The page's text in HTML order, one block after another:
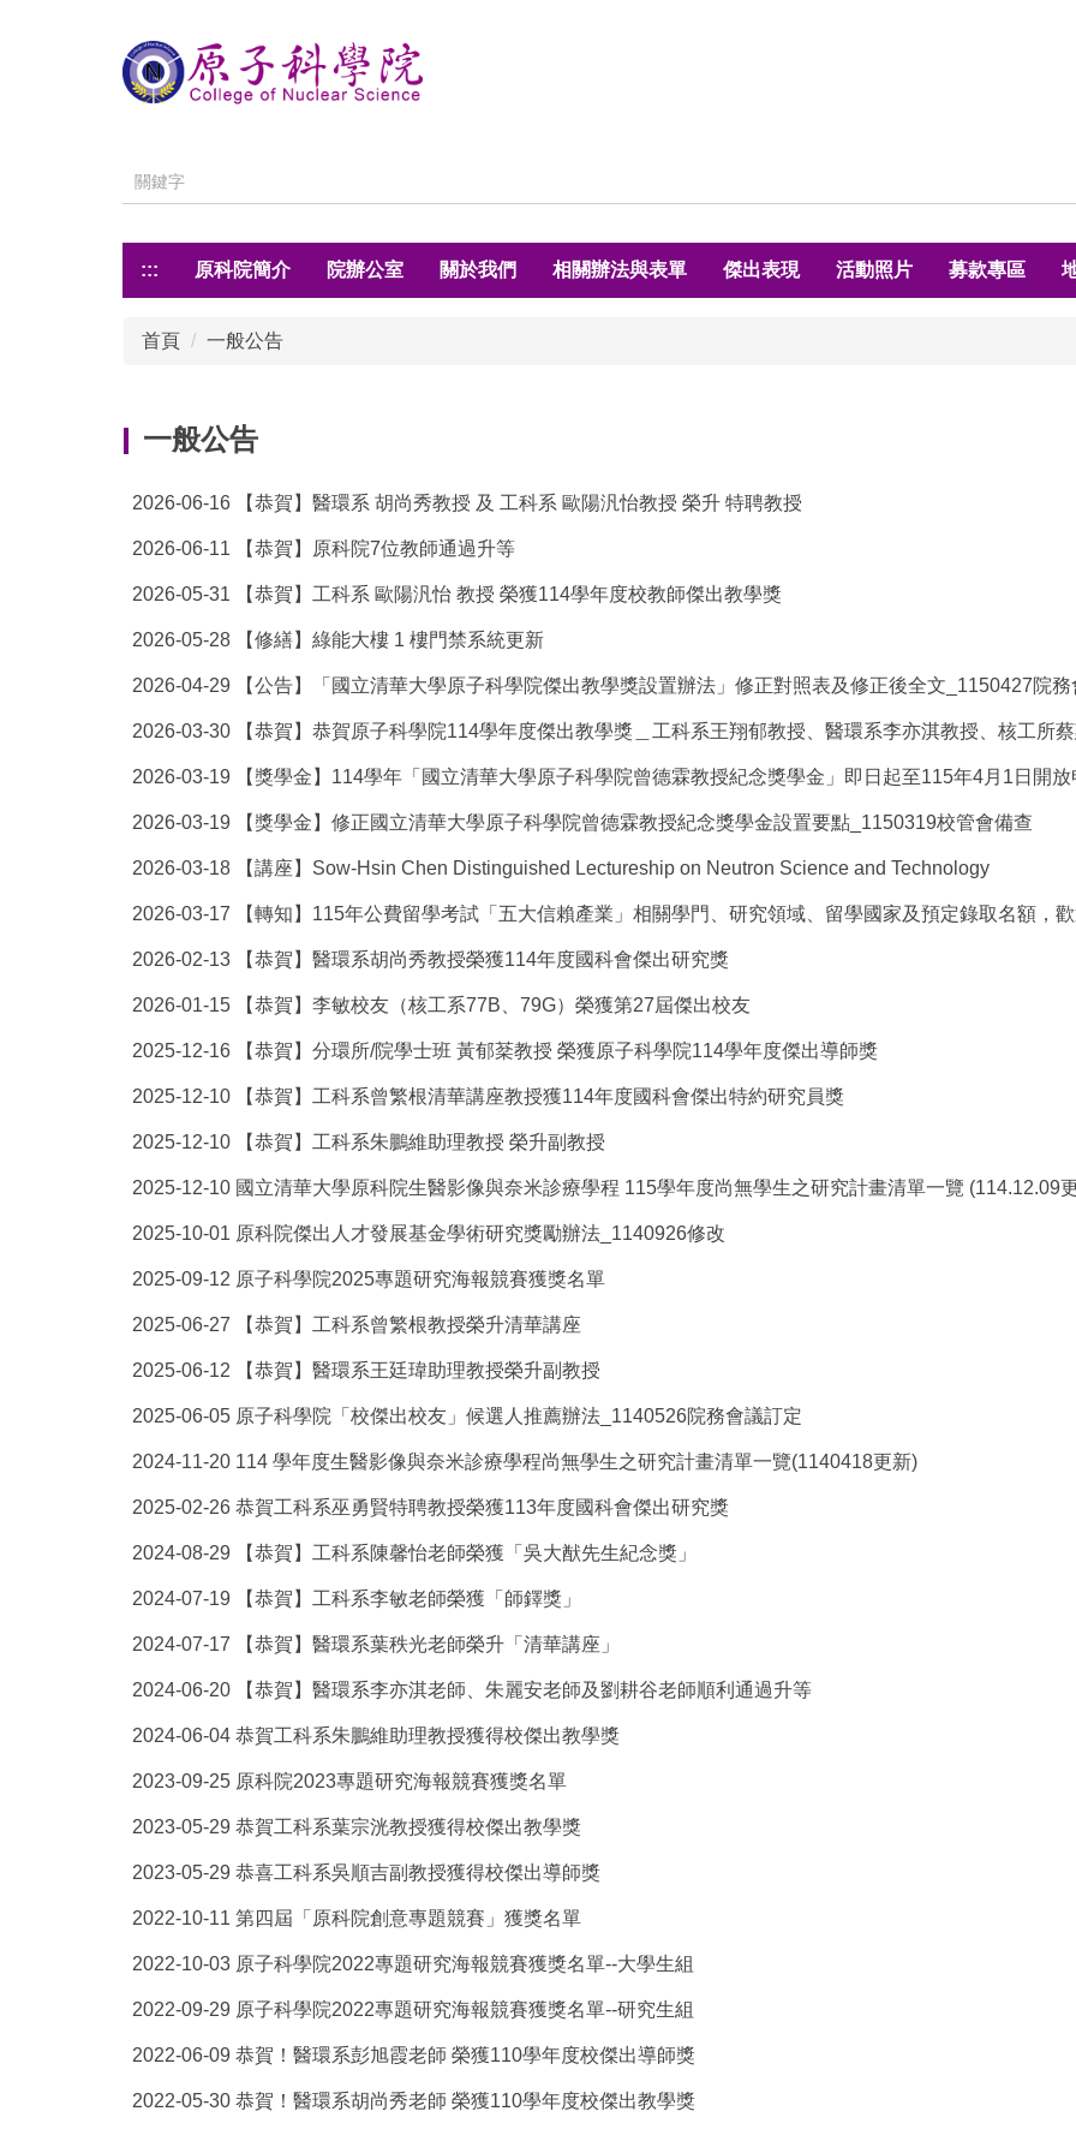
::: 原科院簡介 院辦公室 關於我們 相關辦法與表單 傑出表現 活動照片 募款專區
首頁 一般公告
一般公告
2026-06-16 【恭賀】醫環系 胡尚秀教授 及 工科系 歐陽汎怡教授 榮升 特聘教授
2026-06-11 【恭賀】原科院7位教師通過升等
2026-05-31 【恭賀】工科系 歐陽汎怡 教授 榮獲114學年度校教師傑出教學獎
2026-05-28 【修繕】綠能大樓 1 樓門禁系統更新
2026-04-29 【公告】「國立清華大學原子科學院傑出教學獎設置辦法」修正對照表及修正後全文_1150427院
2026-03-30 【恭賀】恭賀原子科學院114學年度傑出教學獎＿工科系王翔郁教授、醫環系李亦淇教授、核工所
2026-03-19 【獎學金】114學年「國立清華大學原子科學院曾德霖教授紀念獎學金」即日起至115年4月1日開放
2026-03-19 【獎學金】修正國立清華大學原子科學院曾德霖教授紀念獎學金設置要點_1150319校管會備查
2026-03-18 【講座】Sow-Hsin Chen Distinguished Lectureship on Neutron Science and Technology
2026-03-17 【轉知】115年公費留學考試「五大信賴產業」相關學門、研究領域、留學國家及預定錄取名額，
2026-02-13 【恭賀】醫環系胡尚秀教授榮獲114年度國科會傑出研究獎
2026-01-15 【恭賀】李敏校友（核工系77B、79G）榮獲第27屆傑出校友
2025-12-16 【恭賀】分環所/院學士班 黃郁棻教授 榮獲原子科學院114學年度傑出導師獎
2025-12-10 【恭賀】工科系曾繁根清華講座教授獲114年度國科會傑出特約研究員獎
2025-12-10 【恭賀】工科系朱鵬維助理教授 榮升副教授
2025-12-10 國立清華大學原科院生醫影像與奈米診療學程 115學年度尚無學生之研究計畫清單一覽 (114.12.09
2025-10-01 原科院傑出人才發展基金學術研究獎勵辦法_1140926修改
2025-09-12 原子科學院2025專題研究海報競賽獲獎名單
2025-06-27 【恭賀】工科系曾繁根教授榮升清華講座
2025-06-12 【恭賀】醫環系王廷瑋助理教授榮升副教授
2025-06-05 原子科學院「校傑出校友」候選人推薦辦法_1140526院務會議訂定
2024-11-20 114 學年度生醫影像與奈米診療學程尚無學生之研究計畫清單一覽(1140418更新)
2025-02-26 恭賀工科系巫勇賢特聘教授榮獲113年度國科會傑出研究獎
2024-08-29 【恭賀】工科系陳馨怡老師榮獲「吳大猷先生紀念獎」
2024-07-19 【恭賀】工科系李敏老師榮獲「師鐸獎」
2024-07-17 【恭賀】醫環系葉秩光老師榮升「清華講座」
2024-06-20 【恭賀】醫環系李亦淇老師、朱麗安老師及劉耕谷老師順利通過升等
2024-06-04 恭賀工科系朱鵬維助理教授獲得校傑出教學獎
2023-09-25 原科院2023專題研究海報競賽獲獎名單
2023-05-29 恭賀工科系葉宗洸教授獲得校傑出教學獎
2023-05-29 恭喜工科系吳順吉副教授獲得校傑出導師獎
2022-10-11 第四屆「原科院創意專題競賽」獲獎名單
2022-10-03 原子科學院2022專題研究海報競賽獲獎名單--大學生組
2022-09-29 原子科學院2022專題研究海報競賽獲獎名單--研究生組
2022-06-09 恭賀！醫環系彭旭霞老師 榮獲110學年度校傑出導師獎
2022-05-30 恭賀！醫環系胡尚秀老師 榮獲110學年度校傑出教學獎